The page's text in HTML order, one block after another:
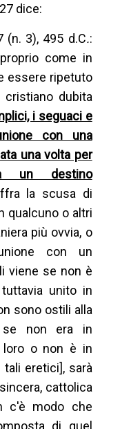
dice:
(n. 3), 495 d.C.:
come in
essere ripetuto
cristiano dubita
i seguaci e
con una
una volta per
un destino
la scusa di
qualcuno o altri
più ovvia, o
con un
viene se non è
unito in
sono ostili alla
non era in
loro o non è in
eretici], sarà
cattolica
c'è modo che
di quel